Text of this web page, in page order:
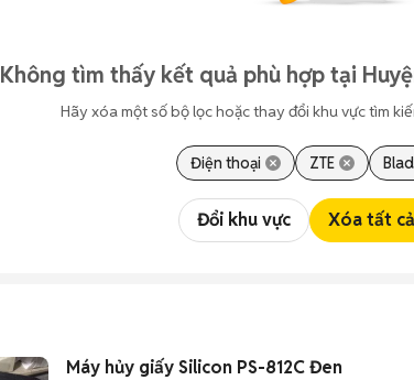
Không tìm thấy kết quả phù hợp tại
Hãy xóa một số bộ lọc hoặc thay đổi khu vực tìm
Điện thoại ZTE
Đổi khu vực Xóa tất
Máy hủy giấy Silicon PS-812C Đen